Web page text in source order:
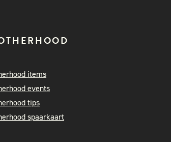
items
events
tips
spaarkaart